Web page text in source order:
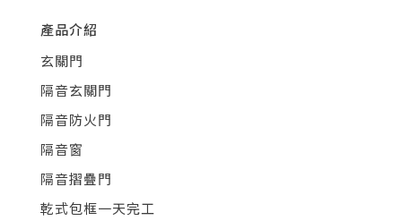
產品介紹
玄關門
隔音玄關門
隔音防火門
隔音窗
隔音摺疊門
乾式包框一天完工